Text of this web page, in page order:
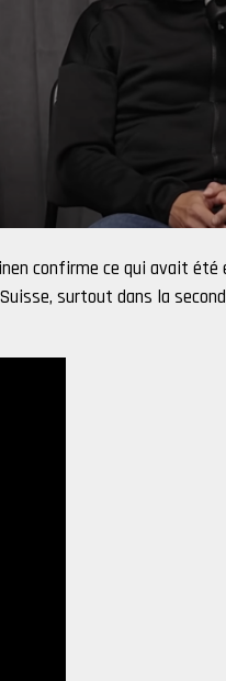
confirme ce qui avait été
surtout dans la